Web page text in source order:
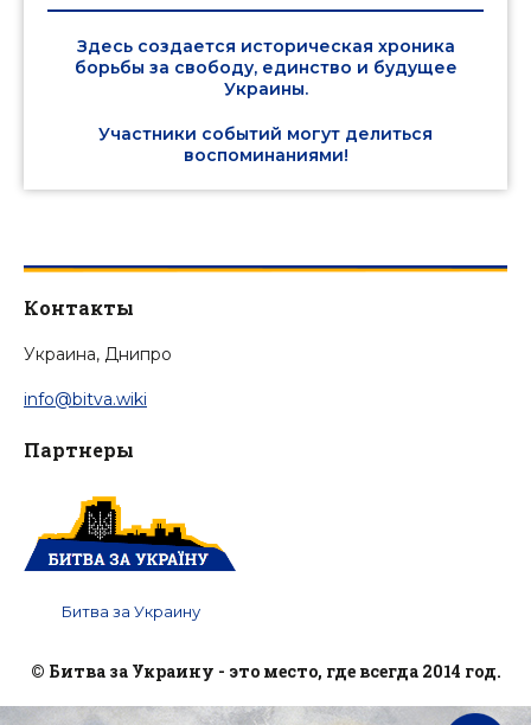
Здесь создается историческая хроника
борьбы за свободу, единство и будущее
Украины.
Участники событий могут делиться
воспоминаниями!
Контакты
Украина, Днипро
info@bitva.wiki
Партнеры
Битва за Украину
© Битва за Украину - это место, где всегда 2014 год.